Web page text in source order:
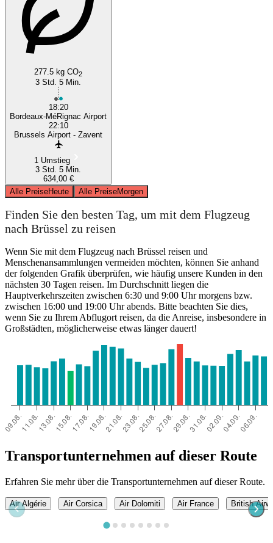
277.5 kg CO2
3 Std. 5 Min.
18:20
Bordeaux-MéRignac Airport
22:10
Brussels Airport - Zavent
1 Umstieg
3 Std. 5 Min.
634,00 €
Alle PreiseHeute Alle PreiseMorgen
Finden Sie den besten Tag, um mit dem Flugzeug
nach Brüssel zu reisen
Wenn Sie mit dem Flugzeug nach Brüssel reisen und
Menschenansammlungen vermeiden möchten, können Sie anhand
der folgenden Grafik überprüfen, wie häufig unsere Kunden in den
nächsten 30 Tagen reisen. Im Durchschnitt liegen die
Hauptverkehrszeiten zwischen 6:30 und 9:00 Uhr morgens bzw.
zwischen 16:00 und 19:00 Uhr abends. Bitte beachten Sie dies,
wenn Sie zu Ihrem Abflugort reisen, da die Anreise, insbesondere in
Großstädten, möglicherweise etwas länger dauert!
Transportunternehmen auf dieser Route
Erfahren Sie mehr über die Transportunternehmen auf dieser Route.
Air Algérie Air Corsica Air Dolomiti Air France British